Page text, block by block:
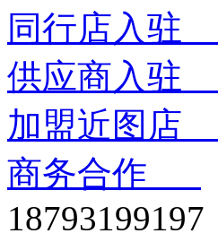
同行店入驻
供应商入驻
加盟近图店
商务合作
18793199197